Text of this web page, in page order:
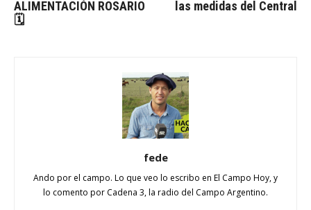
ALIMENTACIÓN ROSARIO
🗓
las medidas del Central
fede
Ando por el campo. Lo que veo lo escribo en El Campo Hoy, y
lo comento por Cadena 3, la radio del Campo Argentino.